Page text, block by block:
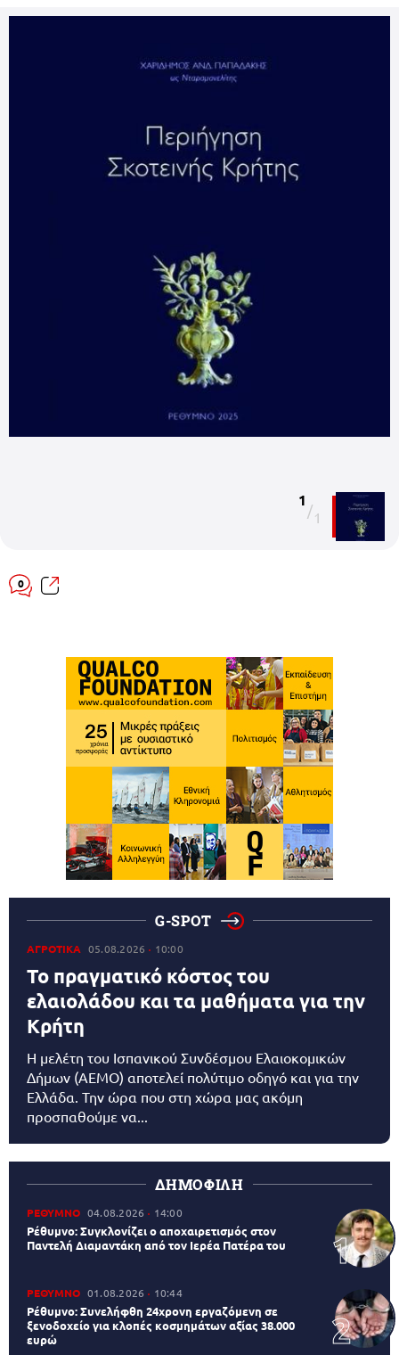
1
/1
0
G-SPOT
ΑΓΡΟΤΙΚΑ 05.08.2026 10:00
Το πραγματικό κόστος του
ελαιολάδου και τα μαθήματα για την
Κρήτη
Η μελέτη του Ισπανικού Συνδέσμου Ελαιοκομικών
Δήμων (AEMO) αποτελεί πολύτιμο οδηγό και για την
Ελλάδα. Την ώρα που στη χώρα μας ακόμη
προσπαθούμε να...
ΔΗΜΟΦΙΛΗ
ΡΕΘΥΜΝΟ 04.08.2026 14:00
Ρέθυμνο: Συγκλονίζει ο αποχαιρετισμός στον
Παντελή Διαμαντάκη από τον Ιερέα Πατέρα του
ΡΕΘΥΜΝΟ 01.08.2026 10:44
Ρέθυμνο: Συνελήφθη 24χρονη εργαζόμενη σε
ξενοδοχείο για κλοπές κοσμημάτων αξίας 38.000
ευρώ